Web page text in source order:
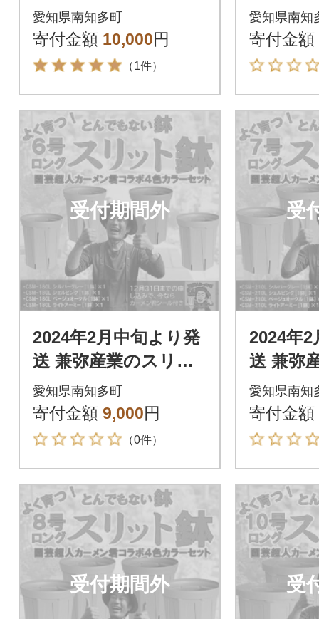
った わんこのおせん
べいふりり 5袋セッ
ト(16g×5種類)
愛知県南知多町
寄付金額 10,000円
（1件）
べい
やわん
やつに
愛知県南知
寄付金額
受付期間外
2024年2月中旬より発
送 兼弥産業のスリッ
ト鉢 CSM-180L カー
メン君オリジナルカ
ラー 4色
愛知県南知多町
寄付金額 9,000円
（0件）
受
2024年2
送 兼弥
ト鉢
メン君
ラー 4色
愛知県南知
寄付金額
受付期間外 受